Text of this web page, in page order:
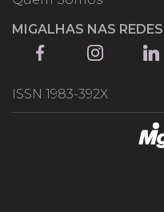
MIGALHAS NAS REDES
ISSN 1983-392X